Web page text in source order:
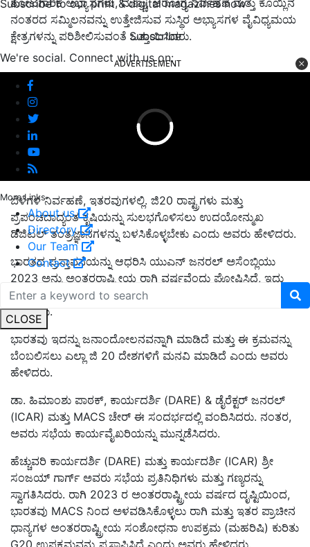
Subscribe to our print & digital magazines now
Subscribe
We're social. Connect with us on:
More Links
About us
Directory
Our Team
Contact
CLOSE
ತೋಟಗಾರಿಕೆ ಅಭ್ಯಾಸಗಳು, ಮಣ್ಣು, ಆರೋಗ್ಯ ನಿರ್ವಹಣೆ ಮತ್ತು ಕೊಯ್ಲಿನ
ನಂತರದ ಸಮ್ಮಿಲನವನ್ನು ಉತ್ತೇಜಿಸುವ ಸುಸ್ಥಿರ ಅಭ್ಯಾಸಗಳ ವೈವಿಧ್ಯಮಯ
ಕ್ಷೇತ್ರಗಳನ್ನು ಪರಿಶೀಲಿಸುವಂತೆ ಒತ್ತಾಯಿಸಿದರು.
ADVERTISEMENT
ಬೆಳೆಗಳ ನಿರ್ವಹಣೆ, ಇತರವುಗಳಲ್ಲಿ. ಜಿ20 ರಾಷ್ಟ್ರಗಳು ಮತ್ತು
ಪ್ರಪಂಚದಾದ್ಯಂತ ಕೃಷಿಯನ್ನು ಸುಲಭಗೊಳಿಸಲು ಉದಯೋನ್ಮುಖ
ಡಿಜಿಟಲ್ ತಂತ್ರಜ್ಞಾನಗಳನ್ನು ಬಳಸಿಕೊಳ್ಳಬೇಕು ಎಂದು ಅವರು ಹೇಳಿದರು.
ಭಾರತದ ಪ್ರಸ್ತಾವನೆಯನ್ನು ಆಧರಿಸಿ ಯುಎನ್ ಜನರಲ್ ಅಸೆಂಬ್ಲಿಯು
2023 ಅನ್ನು ಅಂತರರಾಷ್ಟ್ರೀಯ ರಾಗಿ ವರ್ಷವೆಂದು ಘೋಷಿಸಿದೆ, ಇದು
ಜಗತ್ತಿಗೆ ರಾಗಿಯ ಪ್ರಯೋಜನಗಳನ್ನು ಎತ್ತಿ ತೋರಿಸುತ್ತದೆ ಎಂದು ಅವರು
ಹೇಳಿದರು.
ಭಾರತವು ಇದನ್ನು ಜನಾಂದೋಲನವನ್ನಾಗಿ ಮಾಡಿದೆ ಮತ್ತು ಈ ಕ್ರಮವನ್ನು
ಬೆಂಬಲಿಸಲು ಎಲ್ಲಾ ಜಿ 20 ದೇಶಗಳಿಗೆ ಮನವಿ ಮಾಡಿದೆ ಎಂದು ಅವರು
ಹೇಳಿದರು.
ಡಾ. ಹಿಮಾಂಶು ಪಾಠಕ್, ಕಾರ್ಯದರ್ಶಿ (DARE) & ಡೈರೆಕ್ಟರ್ ಜನರಲ್
(ICAR) ಮತ್ತು MACS ಚೇರ್ ಈ ಸಂದರ್ಭದಲ್ಲಿ ವಂದಿಸಿದರು. ನಂತರ,
ಅವರು ಸಭೆಯ ಕಾರ್ಯವೈಖರಿಯನ್ನು ಮುನ್ನಡೆಸಿದರು.
ಹೆಚ್ಚುವರಿ ಕಾರ್ಯದರ್ಶಿ (DARE) ಮತ್ತು ಕಾರ್ಯದರ್ಶಿ (ICAR) ಶ್ರೀ
ಸಂಜಯ್ ಗಾರ್ಗ್ ಅವರು ಸಭೆಯ ಪ್ರತಿನಿಧಿಗಳು ಮತ್ತು ಗಣ್ಯರನ್ನು
ಸ್ವಾಗತಿಸಿದರು. ರಾಗಿ 2023 ರ ಅಂತರರಾಷ್ಟ್ರೀಯ ವರ್ಷದ ದೃಷ್ಟಿಯಿಂದ,
ಭಾರತವು MACS ನಿಂದ ಅಳವಡಿಸಿಕೊಳ್ಳಲು ರಾಗಿ ಮತ್ತು ಇತರ ಪ್ರಾಚೀನ
ಧಾನ್ಯಗಳ ಅಂತರರಾಷ್ಟ್ರೀಯ ಸಂಶೋಧನಾ ಉಪಕ್ರಮ (ಮಹರಿಷಿ) ಕುರಿತು